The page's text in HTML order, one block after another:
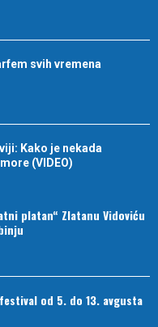
svih vremena
Kako je nekada
(VIDEO)
platan“ Zlatanu Vidoviću
od 5. do 13. avgusta